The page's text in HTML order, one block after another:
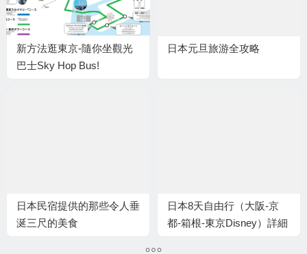
新方法逛東京-隨你坐觀光
巴士Sky Hop Bus!
日本元旦旅游全攻略
日本民宿提供的那些令人垂
涎三尺的美食
日本8天自由行（大阪-京
都-箱根-東京Disney）詳細